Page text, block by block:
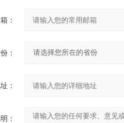
：
：
：
：